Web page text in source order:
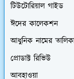
টিউটোরিয়াল গাইড
ঈদের কালেকশন
আধুনিক নামের
প্রোডাক্ট রিভিউ
আবহাওয়া